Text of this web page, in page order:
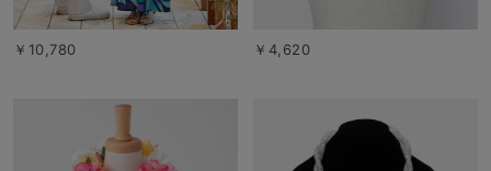
￥10,780 ￥4,620